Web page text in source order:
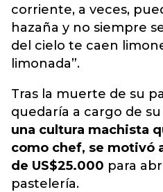
corriente, a veces,
hazaña y no siempre
del cielo te caen
limonada”.
Tras la muerte de su
quedaría a cargo de
una cultura machista
como chef, se motivó
de US$25.000 para
pastelería.